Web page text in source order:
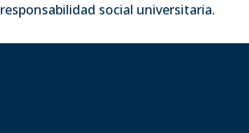
responsabilidad social universitaria.